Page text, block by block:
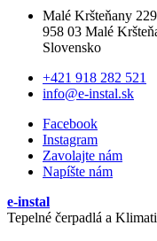
Malé Kršteňany 229
958 03 Malé
Slovensko
+421 918 282 521
info@e-instal.sk
Facebook
Instagram
Zavolajte nám
Napíšte nám
e-instal
Tepelné čerpadlá a